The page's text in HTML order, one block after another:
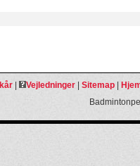
| Vejledninger| Sitemap|